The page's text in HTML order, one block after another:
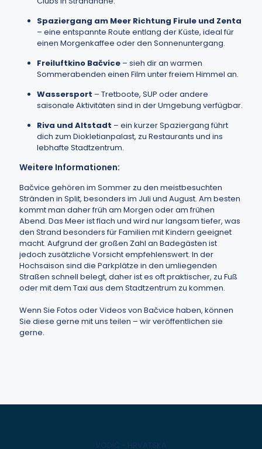
Spaziergang am Meer Richtung Firule und Zenta
– eine entspannte Route entlang der Küste, ideal für
einen Morgenkaffee oder den Sonnenuntergang.
Freiluftkino Bačvice – sieh dir an warmen
Sommerabenden einen Film unter freiem Himmel an.
Wassersport – Tretboote, SUP oder andere
saisonale Aktivitäten sind in der Umgebung verfügbar.
Riva und Altstadt – ein kurzer Spaziergang führt
dich zum Diokletianpalast, zu Restaurants und ins
lebhafte Stadtzentrum.
Weitere Informationen:
Bačvice gehören im Sommer zu den meistbesuchten
Stränden in Split, besonders im Juli und August. Am besten
kommt man daher früh am Morgen oder am frühen
Abend. Das Meer ist flach und wird nur langsam tiefer, was
den Strand besonders für Familien mit Kindern geeignet
macht. Aufgrund der großen Zahl an Badegästen ist
jedoch zusätzliche Vorsicht empfehlenswert. In der
Hochsaison sind die Parkplätze in den umliegenden
Straßen schnell belegt, daher ist es oft praktischer, zu Fuß
oder mit dem Taxi aus dem Stadtzentrum zu kommen.
Wenn Sie Fotos oder Videos von Bačvice haben, können
Sie diese gerne mit uns teilen – wir veröffentlichen sie
gerne.
VODIČ - HRVATSKA